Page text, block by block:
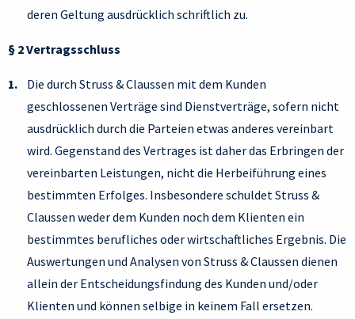
deren Geltung ausdrücklich schriftlich zu.
§ 2 Vertragsschluss
Die durch Struss & Claussen mit dem Kunden
geschlossenen Verträge sind Dienstverträge, sofern nicht
ausdrücklich durch die Parteien etwas anderes vereinbart
wird. Gegenstand des Vertrages ist daher das Erbringen der
vereinbarten Leistungen, nicht die Herbeiführung eines
bestimmten Erfolges. Insbesondere schuldet Struss &
Claussen weder dem Kunden noch dem Klienten ein
bestimmtes berufliches oder wirtschaftliches Ergebnis. Die
Auswertungen und Analysen von Struss & Claussen dienen
allein der Entscheidungsfindung des Kunden und/oder
Klienten und können selbige in keinem Fall ersetzen.